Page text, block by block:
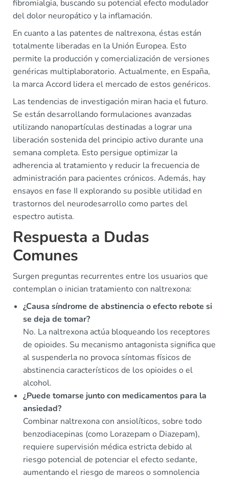
fibromialgia, buscando su potencial efecto modulador
del dolor neuropático y la inflamación.
En cuanto a las patentes de naltrexona, éstas están
totalmente liberadas en la Unión Europea. Esto
permite la producción y comercialización de versiones
genéricas multiplaboratorio. Actualmente, en España,
la marca Accord lidera el mercado de estos genéricos.
Las tendencias de investigación miran hacia el futuro.
Se están desarrollando formulaciones avanzadas
utilizando nanopartículas destinadas a lograr una
liberación sostenida del principio activo durante una
semana completa. Esto persigue optimizar la
adherencia al tratamiento y reducir la frecuencia de
administración para pacientes crónicos. Además, hay
ensayos en fase II explorando su posible utilidad en
trastornos del neurodesarrollo como partes del
espectro autista.
Respuesta a Dudas
Comunes
Surgen preguntas recurrentes entre los usuarios que
contemplan o inician tratamiento con naltrexona:
¿Causa síndrome de abstinencia o efecto rebote si
se deja de tomar?
No. La naltrexona actúa bloqueando los receptores
de opioides. Su mecanismo antagonista significa que
al suspenderla no provoca síntomas físicos de
abstinencia característicos de los opioides o el
alcohol.
¿Puede tomarse junto con medicamentos para la
ansiedad?
Combinar naltrexona con ansiolíticos, sobre todo
benzodiacepinas (como Lorazepam o Diazepam),
requiere supervisión médica estricta debido al
riesgo potencial de potenciar el efecto sedante,
aumentando el riesgo de mareos o somnolencia